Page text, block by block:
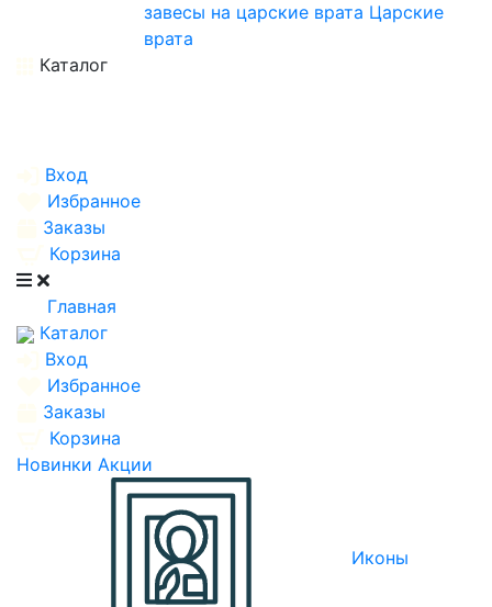
завесы на царские врата Царские
врата
Каталог
Вход
Избранное
Заказы
Корзина
Главная
Каталог
Вход
Избранное
Заказы
Корзина
Новинки Акции
Иконы